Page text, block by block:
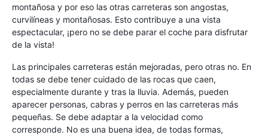
montañosa y por eso las otras carreteras son angostas,
curvilíneas y montañosas. Esto contribuye a una vista
espectacular, ¡pero no se debe parar el coche para disfrutar
de la vista!
Las principales carreteras están mejoradas, pero otras no. En
todas se debe tener cuidado de las rocas que caen,
especialmente durante y tras la lluvia. Además, pueden
aparecer personas, cabras y perros en las carreteras más
pequeñas. Se debe adaptar a la velocidad como
corresponde. No es una buena idea, de todas formas,